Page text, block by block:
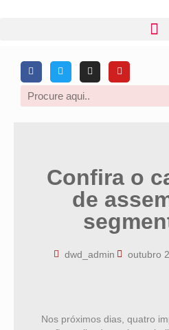
Confira o
de
dwd_admin outubro
Nos próximos dias, quatro